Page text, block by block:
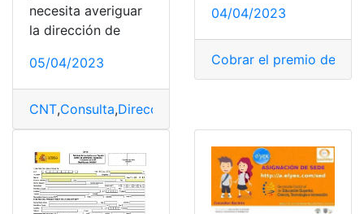
necesita averiguar
la dirección de
05/04/2023
CNT,Consulta,Direcciones
04/04/2023
Cobrar el premio de